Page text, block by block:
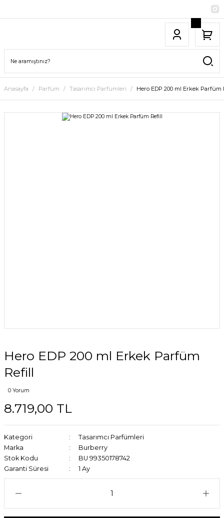
Anasayfa Parfüm Tasarımcı Parfümleri Hero EDP 200 ml Erkek Parfüm
Hero EDP 200 ml Erkek Parfüm
Refill
0 Yorum
8.719,00 TL
Kategori
Tasarımcı Parfümleri
Marka
Burberry
Stok Kodu
BU 99350178742
Garanti Süresi
1 Ay